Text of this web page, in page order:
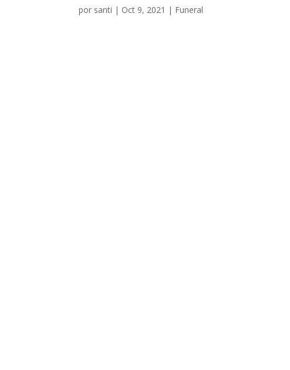
por santi | Oct 9, 2021 | Funeral